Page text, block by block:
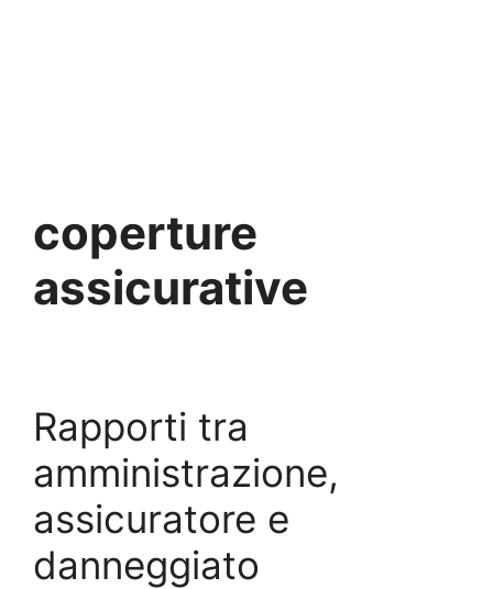
coperture
assicurative
Rapporti tra
amministrazione,
assicuratore e
danneggiato